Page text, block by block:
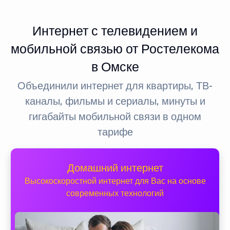
Интернет с телевидением и
мобильной связью от Ростелекома
в Омске
Объединили интернет для квартиры, ТВ-
каналы, фильмы и сериалы, минуты и
гигабайты мобильной связи в одном
тарифе
Домашний интернет
Высокоскоростной интернет для Вас на основе
современных технологий